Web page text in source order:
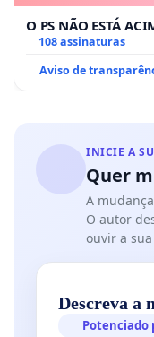
O PS NÃO ESTÁ
108 assinaturas
Aviso de
INICIE A
Quer
A
O autor
ouvir a
Descreva a
Potenciado